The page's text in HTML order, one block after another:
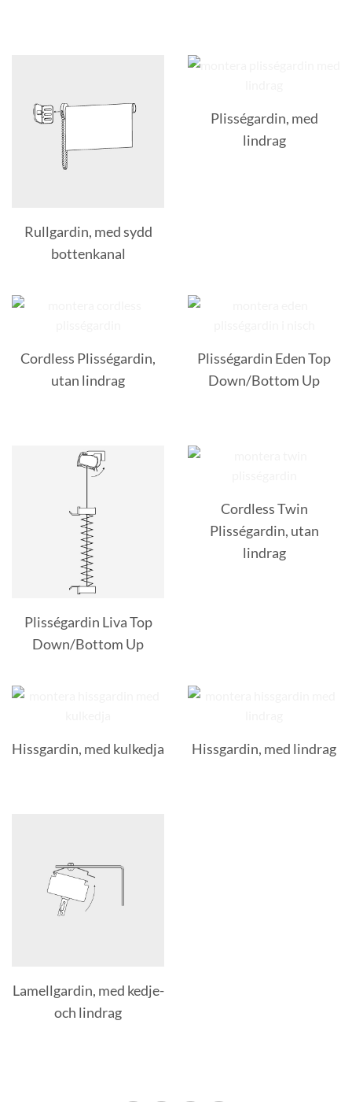
Rullgardin, med sydd
bottenkanal
Plisségardin, med
lindrag
Cordless Plisségardin,
utan lindrag
Plisségardin Eden Top
Down/Bottom Up
Plisségardin Liva Top
Down/Bottom Up
Cordless Twin
Plisségardin, utan
lindrag
Hissgardin, med kulkedja Hissgardin, med lindrag
Lamellgardin, med kedje-
och lindrag